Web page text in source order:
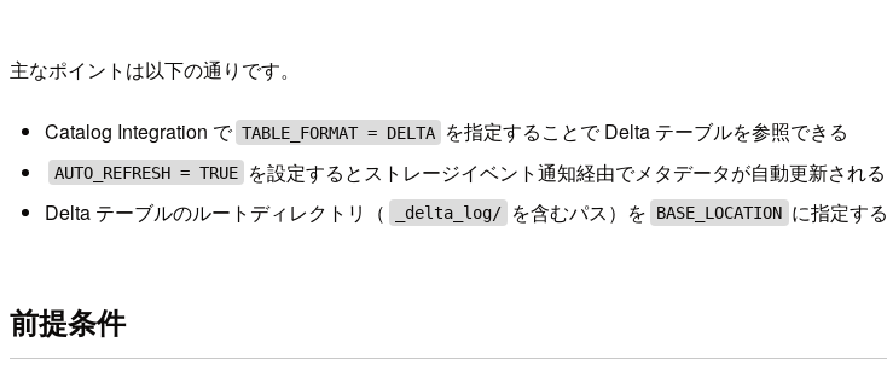
主なポイントは以下の通りです。
Catalog Integration で TABLE_FORMAT = DELTA を指定することで Delta テーブルを参照できる
AUTO_REFRESH = TRUE
を設定するとストレージイベント通知経由でメタデータが自動更新される
Delta テーブルのルートディレクトリ（
_delta_log/ を含むパス）を BASE_LOCATION に指定する
前提条件